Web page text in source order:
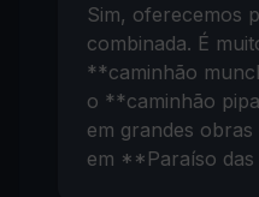
Sim, oferecemos
combinada. É
**caminhão
o **caminhão
em grandes
em **Paraíso das